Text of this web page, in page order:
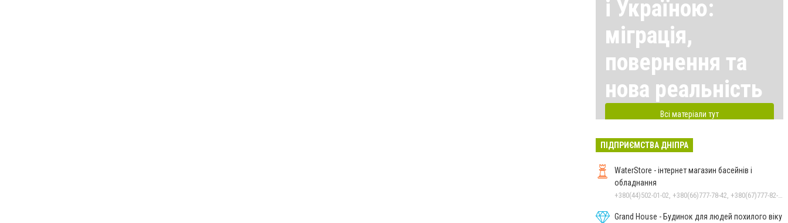
і Україною:
міграція,
повернення та
нова реальність
Всі матеріали тут
ПІДПРИЄМСТВА ДНІПРА
WaterStore - інтернет магазин басейнів і
обладнання
Grand House - Будинок для людей похилого віку